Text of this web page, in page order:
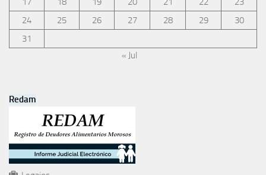
24
25 26 27 28 29
30
31
« Jul
Redam